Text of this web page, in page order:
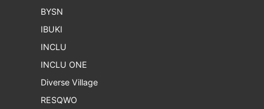
BYSN
IBUKI
INCLU
INCLU ONE
Diverse Village
RESQWO